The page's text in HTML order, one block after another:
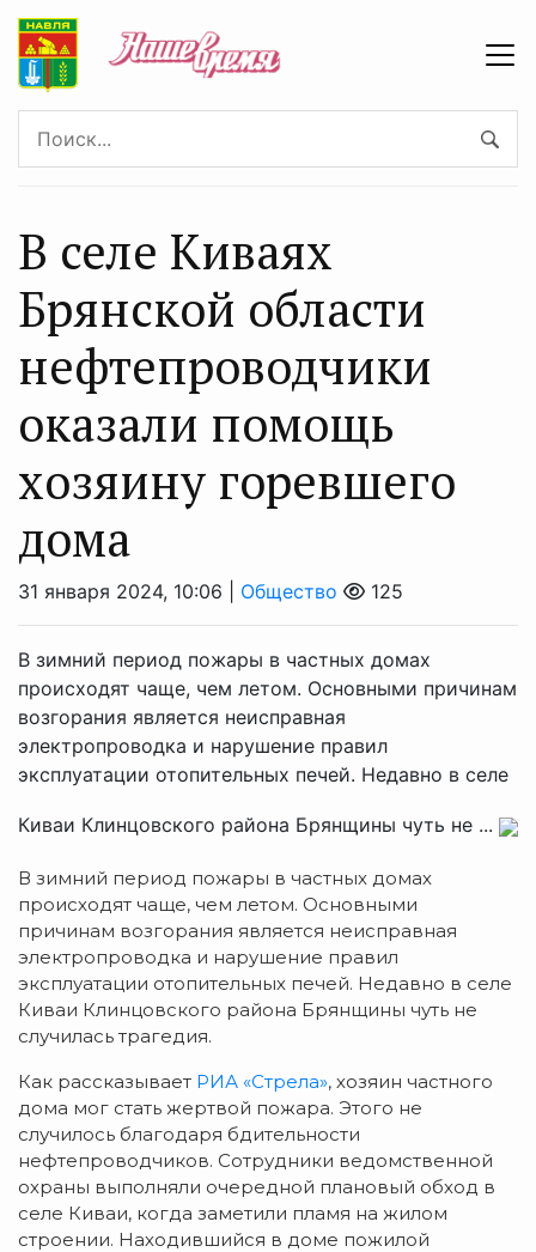
В селе Киваях
Брянской области
нефтепроводчики
оказали помощь
хозяину горевшего
дома
31 января 2024, 10:06 | Общество 125
В зимний период пожары в частных домах
происходят чаще, чем летом. Основными причинам
возгорания является неисправная
электропроводка и нарушение правил
эксплуатации отопительных печей. Недавно в селе
Киваи Клинцовского района Брянщины чуть не ...
В зимний период пожары в частных домах
происходят чаще, чем летом. Основными
причинам возгорания является неисправная
электропроводка и нарушение правил
эксплуатации отопительных печей. Недавно в селе
Киваи Клинцовского района Брянщины чуть не
случилась трагедия.
Как рассказывает РИА «Стрела», хозяин частного
дома мог стать жертвой пожара. Этого не
случилось благодаря бдительности
нефтепроводчиков. Сотрудники ведомственной
охраны выполняли очередной плановый обход в
селе Киваи, когда заметили пламя на жилом
строении. Находившийся в доме пожилой